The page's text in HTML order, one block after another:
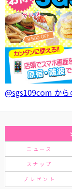
@sgs109com から
ニュース
スナップ
プレゼント